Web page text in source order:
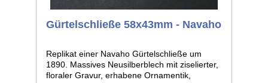
Gürtelschließe 58x43mm - Navaho
Replikat einer Navaho Gürtelschließe um
1890. Massives Neusilberblech mit ziselierter,
floraler Gravur, erhabene Ornamentik,